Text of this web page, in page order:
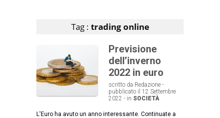
Tag : trading online
Previsione
dell’inverno
2022 in euro
scritto da Redazione -
pubblicato il 12 Settembre
2022 - in SOCIETÀ
L'Euro ha avuto un anno interessante. Continuate a